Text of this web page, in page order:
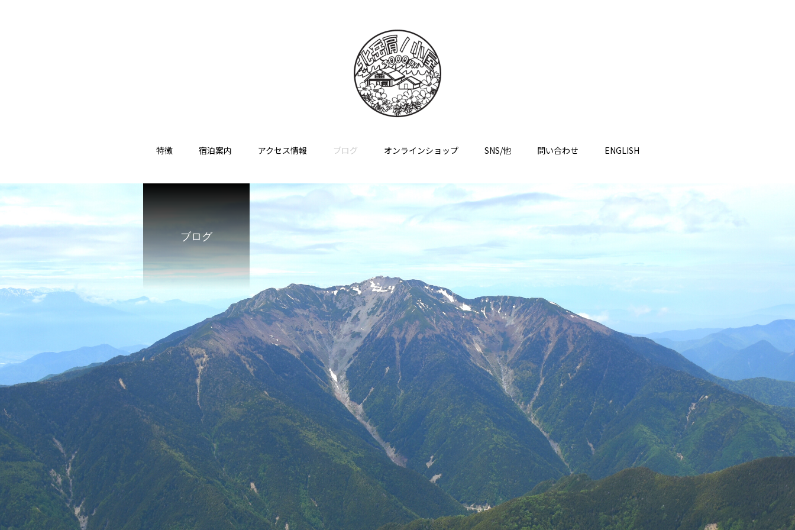
特徴 宿泊案内 アクセス情報 ブログ オンラインショップ SNS/他 問い合わせ ENGLISH
ブログ